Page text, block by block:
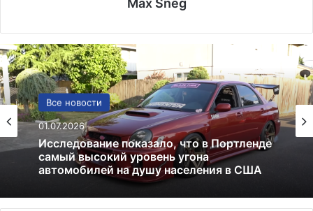
Max Sneg
Все новости
01.07.2026
США
13.06.2025
Америка имеет огромный избыток сыра